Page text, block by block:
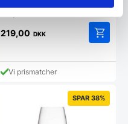
219,00 DKK
Vi prismatcher
SPAR 38%